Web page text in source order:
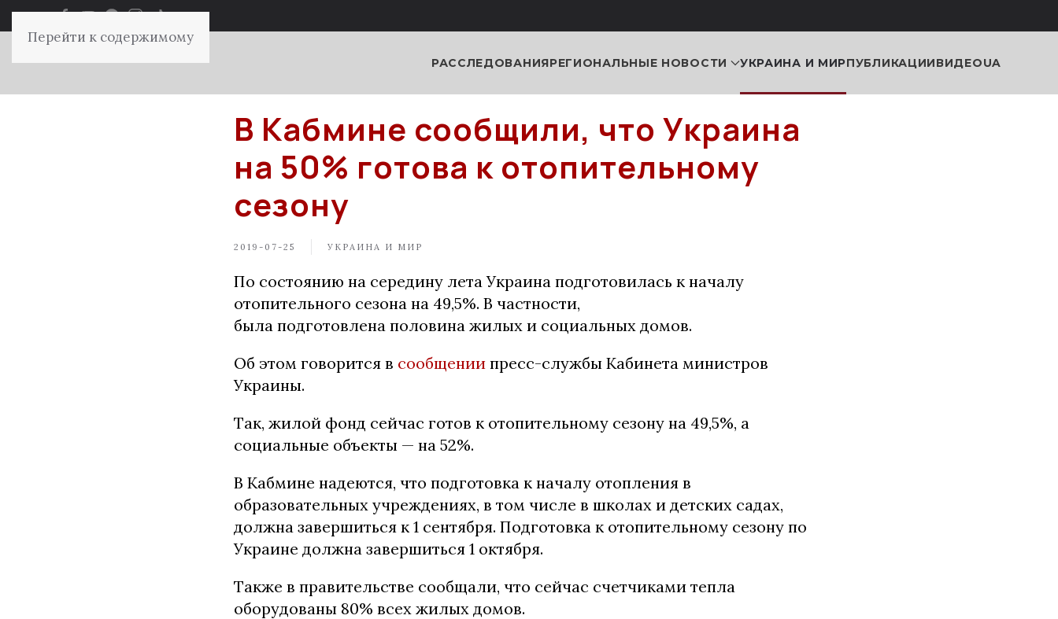
Перейти к содержимому
РАССЛЕДОВАНИЯРЕГИОНАЛЬНЫЕ НОВОСТИ УКРАИНА И МИРПУБЛИКАЦИИВИДЕОUA
В Кабмине сообщили, что Украина
на 50% готова к отопительному
сезону
2019-07-25 УКРАИНА И МИР
По состоянию на середину лета Украина подготовилась к началу
отопительного сезона на 49,5%. В частности,
была подготовлена половина жилых и социальных домов.
Об этом говорится в сообщении пресс-службы Кабинета министров
Украины.
Так, жилой фонд сейчас готов к отопительному сезону на 49,5%, а
социальные объекты — на 52%.
В Кабмине надеются, что подготовка к началу отопления в
образовательных учреждениях, в том числе в школах и детских садах,
должна завершиться к 1 сентября. Подготовка к отопительному сезону по
Украине должна завершиться 1 октября.
Также в правительстве сообщали, что сейчас счетчиками тепла
оборудованы 80% всех жилых домов.